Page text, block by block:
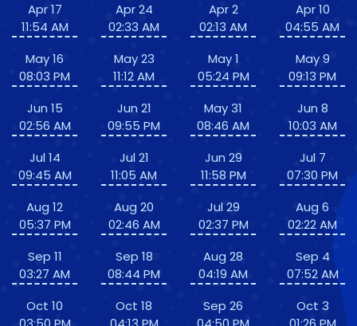
Apr 17
11:54 AM
May 16
08:03 PM
Jun 15
02:56 AM
Jul 14
09:45 AM
Aug 12
05:37 PM
Sep 11
03:27 AM
Oct 10
Apr 24
02:33 AM
May 23
11:12 AM
Jun 21
09:55 PM
Jul 21
11:05 AM
Aug 20
02:46 AM
Sep 18
08:44 PM
Oct 18
Apr 2
02:13 AM
May 1
05:24 PM
May 31
08:46 AM
Jun 29
11:58 PM
Jul 29
02:37 PM
Aug 28
04:19 AM
Sep 26
Apr 10
04:55 AM
May 9
09:13 PM
Jun 8
10:03 AM
Jul 7
07:30 PM
Aug 6
02:22 AM
Sep 4
07:52 AM
Oct 3